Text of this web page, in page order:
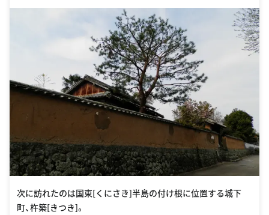
8
次に訪れたのは国東[くにさき]半島の付け根に位置する城下
町、杵築[きつき]。